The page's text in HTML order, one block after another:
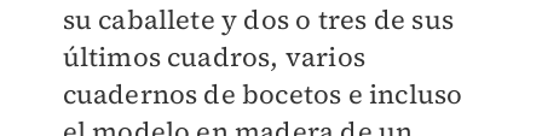
su caballete y dos o tres de sus
últimos cuadros, varios
cuadernos de bocetos e incluso